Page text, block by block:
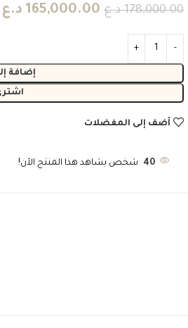
178,000.00 د.ع 165,000.00 د.ع
إضافة
أضف إلى المفضلات
40 شخص يشاهد هذا المنتج الآن!